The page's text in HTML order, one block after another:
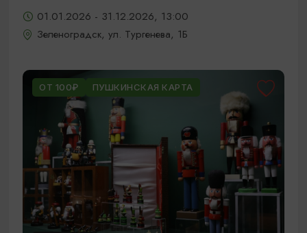
01.01.2026 - 31.12.2026, 13:00
Зеленоградск, ул. Тургенева, 1Б
ОТ 100₽ ПУШКИНСКАЯ КАРТА